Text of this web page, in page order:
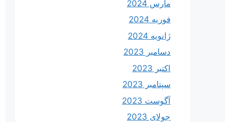
مارس 2024
فوریه 2024
ژانویه 2024
دسامبر 2023
اکتبر 2023
سپتامبر 2023
آگوست 2023
جولای 2023